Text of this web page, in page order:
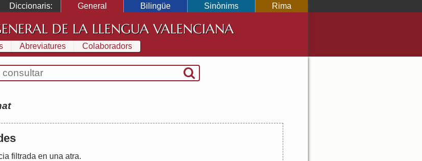
Diccionaris: General Bilingüe Sinònims Rima
DE LA LLENGUA VALENCIANA
Abreviatures Colaboradors
filtrada en una atra.